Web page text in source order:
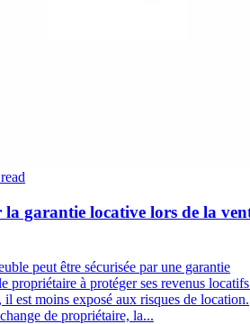
garantie locative lors de la
peut être sécurisée par une garantie
propriétaire à protéger ses revenus
il est moins exposé aux risques de location.
de propriétaire, la...